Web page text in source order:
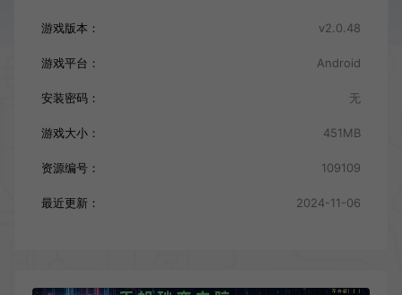
游戏版本： v2.0.48
游戏平台： Android
安装密码： 无
游戏大小： 451MB
资源编号： 109109
最近更新： 2024-11-06